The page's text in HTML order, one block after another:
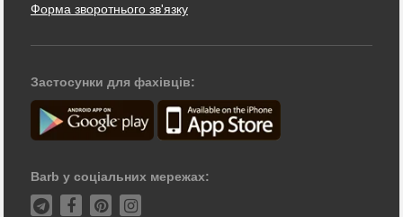
Форма зворотнього зв'язку
Застосунки для фахівців:
Barb у соціальних мережах: